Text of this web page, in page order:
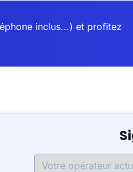
inclus...) et profitez